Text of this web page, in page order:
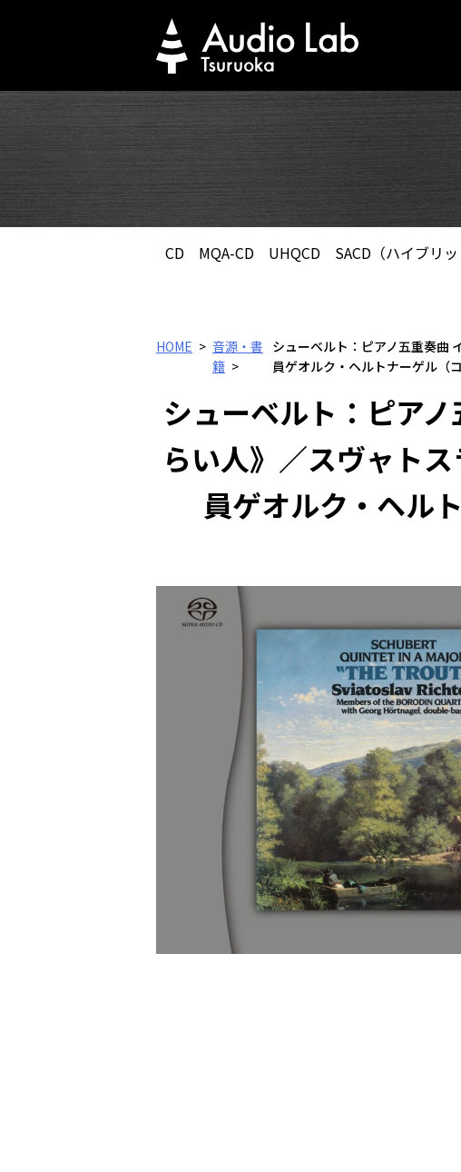
CD MQA-CD UHQCD SACD（ハイブリッ
HOME
音源・書
籍
シューベルト：ピアノ五重奏曲
員ゲオルク・ヘルトナーゲル（
シューベルト：ピア
らい人》／スヴャト
員ゲオルク・ヘル